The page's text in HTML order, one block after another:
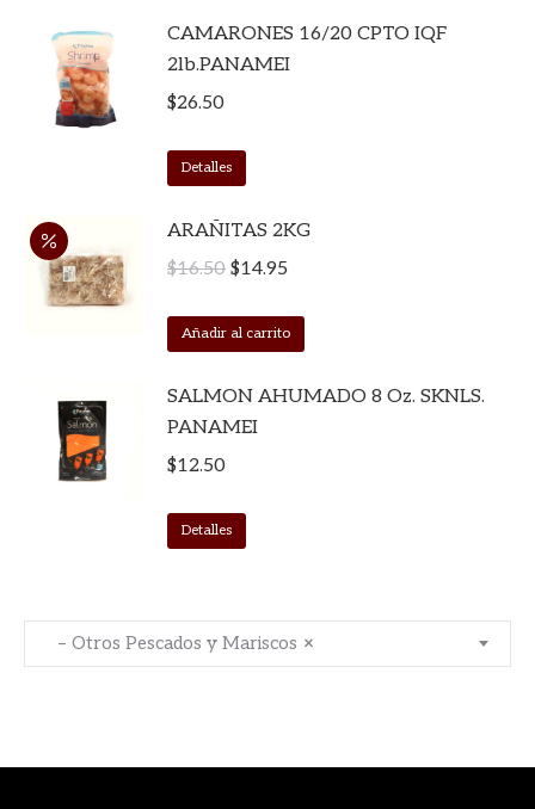
CAMARONES 16/20 CPTO IQF
2lb.PANAMEI
$26.50
Detalles
ARAÑITAS 2KG
$16.50 El
original
$16.50.
$14.95
actual
$14.95.
Añadir al carrito
SALMON AHUMADO 8 Oz. SKNLS.
PANAMEI
$12.50
Detalles
×
– Otros Pescados y Mariscos